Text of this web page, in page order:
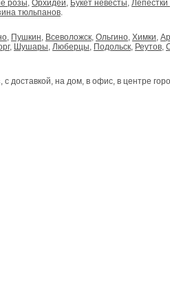
розы, Орхидеи, Букет невесты, Лепестки
тюльпанов.
, Пушкин, Всеволожск, Ольгино, Химки,
, Шушары, Люберцы, Подольск, Реутов,
с доставкой, на дом, в офис, в центре